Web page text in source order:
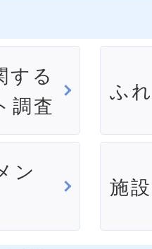
する
調査
ふ
ン
施